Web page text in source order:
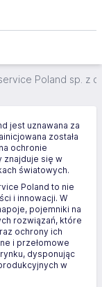
Poland sp. z
jest uznawana za
została
ochronie
znajduje się w
światowych.
Poland to nie
i innowacji. W
pojemniki na
rozwiązań, które
ochrony ich
i przełomowe
dysponując
w